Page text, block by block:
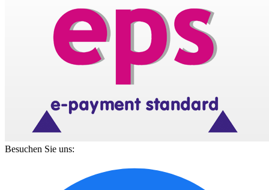
Besuchen Sie uns: